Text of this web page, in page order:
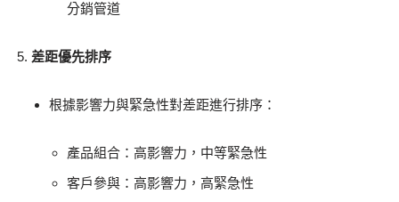
分銷管道
差距優先排序
根據影響力與緊急性對差距進行排序：
產品組合：高影響力，中等緊急性
客戶參與：高影響力，高緊急性